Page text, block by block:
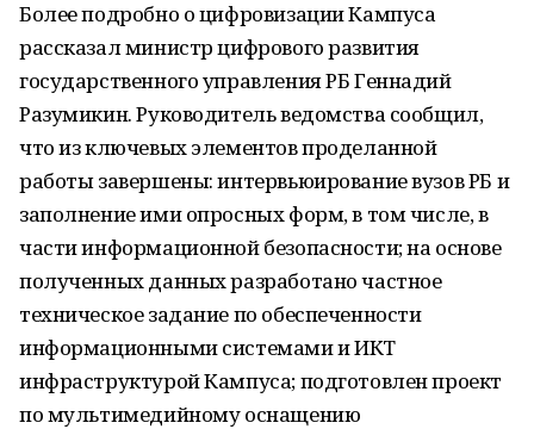
Более подробно о цифровизации Кампуса
рассказал министр цифрового развития
государственного управления РБ Геннадий
Разумикин. Руководитель ведомства сообщил,
что из ключевых элементов проделанной
работы завершены: интервьюирование вузов РБ и
заполнение ими опросных форм, в том числе, в
части информационной безопасности; на основе
полученных данных разработано частное
техническое задание по обеспеченности
информационными системами и ИКТ
инфраструктурой Кампуса; подготовлен проект
по мультимедийному оснащению